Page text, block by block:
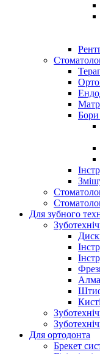
Бори
Для зубного
Кисті
Для ортодонта
Брекет